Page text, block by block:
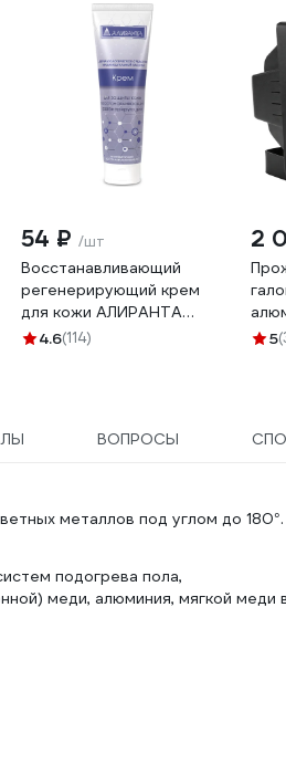
54 ₽ /шт
Восстанавливающий
регенерирующий крем
для кожи АЛИРАНТА
100мл 10001
4.6(114)
2
IP44
5
ВОПРОСЫ
металлов под углом до 180°.
подогрева пола,
меди, алюминия, мягкой меди